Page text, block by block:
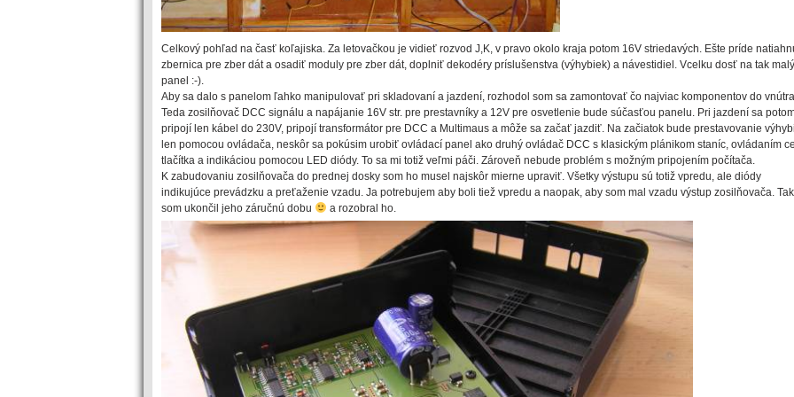
Celkový pohľad na časť koľajiska. Za letovačkou je vidieť rozvod J,K, v pravo okolo kraja potom 16V striedavých. Ešte príde
zbernica pre zber dát a osadiť moduly pre zber dát, doplniť dekodéry príslušenstva (výhybiek) a návestidiel. Vcelku dosť na tak malý
panel :-).
Aby sa dalo s panelom ľahko manipulovať pri skladovaní a jazdení, rozhodol som sa zamontovať čo najviac komponentov do
Teda zosilňovač DCC signálu a napájanie 16V str. pre prestavníky a 12V pre osvetlenie bude súčasťou panelu. Pri jazdení sa
pripojí len kábel do 230V, pripojí transformátor pre DCC a Multimaus a môže sa začať jazdiť. Na začiatok bude prestavovanie
len pomocou ovládača, neskôr sa pokúsim urobiť ovládací panel ako druhý ovládač DCC s klasickým plánikom staníc, ovládaním
tlačítka a indikáciou pomocou LED diódy. To sa mi totiž veľmi páči. Zároveň nebude problém s možným pripojením počítača.
K zabudovaniu zosilňovača do prednej dosky som ho musel najskôr mierne upraviť. Všetky výstupu sú totiž vpredu, ale diódy
indikujúce prevádzku a preťaženie vzadu. Ja potrebujem aby boli tiež vpredu a naopak, aby som mal vzadu výstup zosilňovača. Tak
som ukončil jeho záručnú dobu
a rozobral ho.